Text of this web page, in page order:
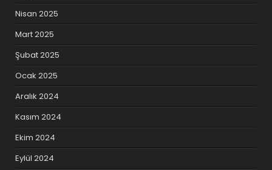
Nisan 2025
Mart 2025
Şubat 2025
Ocak 2025
Aralık 2024
Kasım 2024
Ekim 2024
Eylül 2024